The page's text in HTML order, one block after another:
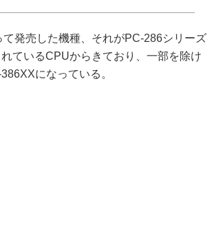
発売した機種、それがPC-286シリーズ
ているCPUからきており、一部を除け
になっている。